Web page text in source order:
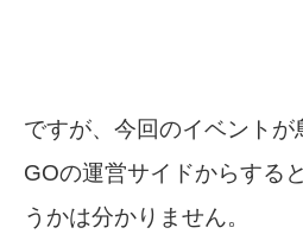
ですが、今回のイベントが
GOの運営サイドからする
うかは分かりません。